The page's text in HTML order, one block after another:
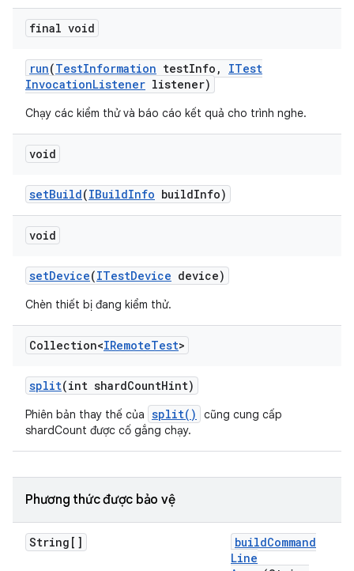
final void
run(TestInformation testInfo ,
ITest
InvocationListener listener)
Chạy các kiểm thử và báo cáo kết quả cho trình nghe.
void
setBuild(IBuildInfo buildInfo)
void
setDevice(ITestDevice device)
Chèn thiết bị đang kiểm thử.
Collection<IRemoteTest>
split(int shardCountHint)
Phiên bản thay thế của split()
cũng cung cấp
shardCount được cố gắng chạy.
Phương thức được bảo vệ
String[] buildCommand
Line